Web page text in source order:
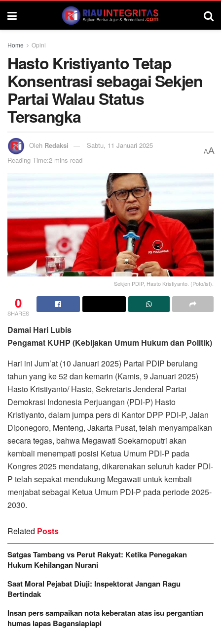
Home Opini
Hasto Kristiyanto Tetap
Konsentrasi sebagai Sekjen
Partai Walau Status
Tersangka
Oleh Redaksi
Sabtu, 11 Januari 2025
Reading Time:2 mins read
AA
Sekjen PDIP, Hasto Kristiyanto. (Poto/ist).
0
SHARES
Damai Hari Lubis
Pengamat KUHP (Kebijakan Umum Hukum dan Politik)
Hari ini Jum’at (10 Januari 2025) Partai PDIP berulang
tahun yang ke 52 dan kemarin (Kamis, 9 Januari 2025)
Hasto Kristiyanto/ Hasto, Sekretaris Jenderal Partai
Demokrasi Indonesia Perjuangan (PDI-P) Hasto
Kristiyanto, dalam jumpa pers di Kantor DPP PDI-P, Jalan
Diponegoro, Menteng, Jakarta Pusat, telah menyampaikan
secara tegas, bahwa Megawati Soekarnoputri akan
kembali menempati posisi Ketua Umum PDI-P pada
Kongres 2025 mendatang, dikarenakan seluruh kader PDI-
P telah sepakat mendukung Megawati untuk kembali
menjabat sebagai Ketua Umum PDI-P pada periode 2025-
2030.
Related Posts
Satgas Tambang vs Perut Rakyat: Ketika Penegakan
Hukum Kehilangan Nurani
Saat Moral Pejabat Diuji: Inspektorat Jangan Ragu
Bertindak
Insan pers sampaikan nota keberatan atas isu pergantian
humas lapas Bagansiapiapi